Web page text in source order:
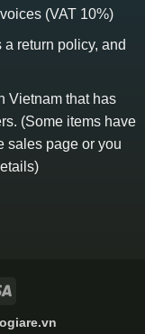
(VAT 10%)
return policy, and
Vietnam that has
(Some items have
sales page or you